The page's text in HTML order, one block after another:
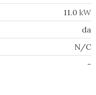
11.0 kW
da
N/C
-